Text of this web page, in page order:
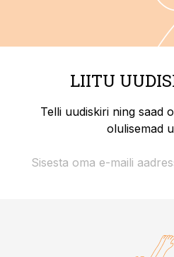
LIITU
Telli uudiskiri ning saad
olulisemad